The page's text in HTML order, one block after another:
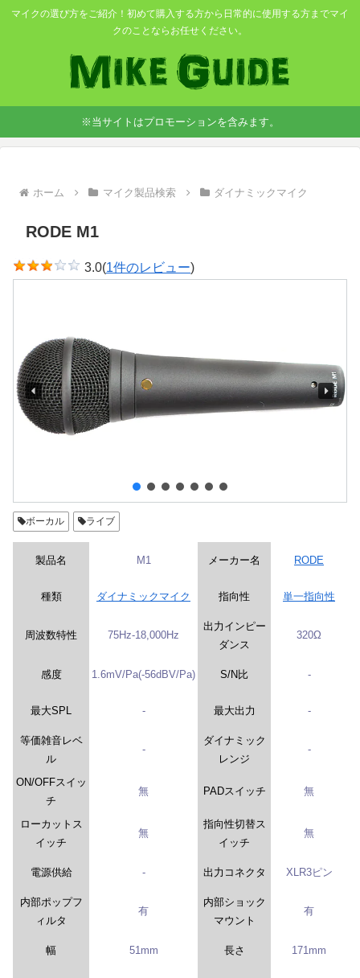
マイクの選び方をご紹介！初めて購入する方から日常的に使用する方までマイ
クのことならお任せください。
※当サイトはプロモーションを含みます。
ホーム マイク製品検索 ダイナミックマイク
RODE M1
3.0(1件のレビュー)
ボーカル ライブ
製品名 M1 メーカー名 RODE
種類 ダイナミックマイク 指向性 単一指向性
周波数特性 75Hz-18,000Hz
出力インピー
ダンス
320Ω
感度 1.6mV/Pa(-56dBV/Pa) S/N比 -
最大SPL - 最大出力 -
等価雑音レベ
ル
-
ダイナミック
レンジ
-
ON/OFFスイッ
チ
無 PADスイッチ 無
ローカットス
イッチ
無
指向性切替ス
イッチ
無
電源供給 - 出力コネクタ XLR3ピン
内部ポップフ
ィルタ
有
内部ショック
マウント
有
幅 51mm 長さ 171mm